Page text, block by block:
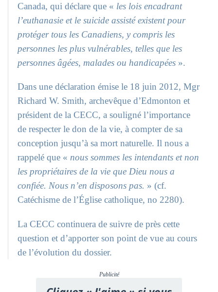
Canada, qui déclare que « les lois encadrant
l’euthanasie et le suicide assisté existent pour
protéger tous les Canadiens, y compris les
personnes les plus vulnérables, telles que les
personnes âgées, malades ou handicapées ».
Dans une déclaration émise le 18 juin 2012, Mgr
Richard W. Smith, archevêque d’Edmonton et
président de la CECC, a souligné l’importance
de respecter le don de la vie, à compter de sa
conception jusqu’à sa mort naturelle. Il nous a
rappelé que «nous sommes les intendants et non
les propriétaires de la vie que Dieu nous a
confiée. Nous n’en disposons pas. » (cf.
Catéchisme de l’Église catholique, no 2280).
La CECC continuera de suivre de près cette
question et d’apporter son point de vue au cours
de l’évolution du dossier.
Publicité